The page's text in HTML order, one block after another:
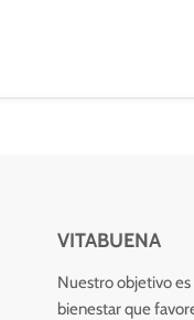
VITABUENA
Nuestro objetivo
bienestar que